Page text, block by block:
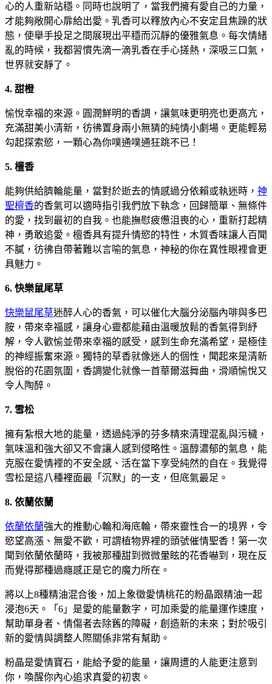
心的人重新站穩。同時也說明了，當我們擁有愛自己的力量，
才能夠敞開心扉給出愛。乳香可以釋放內心不安定且焦躁的狀
態，使舉手投足之間展現出平穩而沉靜的優雅氣息。每次情緒
亂的時候，我都習慣先滴一滴乳香在手心搓熱，深吸三口氣，
世界就安靜了。
4. 甜橙
愉悅幸福的來源。圓潤鮮明的香調，讓氣味更明亮也更高亢，
充滿甜美小清新，彷彿置身兩小無猜的純情小劇場。更能輕易
勾起探索慾，一顆心為你噗通噗通狂跳不已！
5. 檀香
能夠供給臍輪能量，當對於逝去的情感過分依賴或執迷時， 神
聖檀香的香氣可以適時指引我們放下執念，回歸簡單、無條件
的愛，找到最初的自我。也能撫慰疲憊沮喪的心，重新打起精
神，勇敢追愛。檀香具有提升情慾的特性，木質香味讓人百聞
不膩，彷彿自帶著難以言喻的氣息，神秘的你在異性眼裡會更
具魅力。
6. 快樂鼠尾草
快樂鼠尾草迷醉人心的香氣，可以催化大腦分泌腦內啡與多巴
胺，帶來幸福感，讓身心靈都能藉由溫暖放鬆的香氣得到紓
解，令人歡愉並帶來幸福的感受，感到生命充滿希望，是極佳
的神經振奮來源。獨特的草香就像迷人的個性，聞起來是清新
脫俗的花園氛圍，香調變化就像一首華爾滋舞曲，滑順愉悅又
令人陶醉。
7. 雪松
擁有紮根大地的能量，透過純淨的芬多精來清理混亂與污穢，
氣味溫和強大卻又不會讓人感到侵略性。溫醇濃郁的氣息，能
克服在愛情裡的不安全感、活在當下享受純然的自在。我覺得
雪松是這八種裡面最「沉默」的一支，但底氣最足。
8. 依蘭依蘭
依蘭依蘭強大的推動心輪和海底輪，帶來靈性合一的境界，令
慾望高漲、無愛不歡，可謂植物界裡的頭號催情聖香！第一次
聞到依蘭依蘭時，我被那種甜到微微暈眩的花香嚇到，現在反
而覺得那種過癮感正是它的魔力所在。
將以上8種精油混合後，加上象徵愛情桃花的粉晶跟精油一起
浸泡6天。「6」是愛的能量數字，可加乘愛的能量運作速度，
幫助單身者、情傷者去除舊的障礙，創造新的未來；對於吸引
新的愛情與調整人際關係非常有幫助。
粉晶是愛情寶石，能給予愛的能量，讓周遭的人能更注意到
你，喚醒你內心追求真愛的初衷。